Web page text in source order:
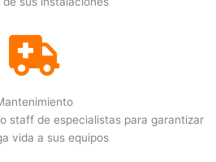
staff de especialistas para garantizar
vida a sus equipos